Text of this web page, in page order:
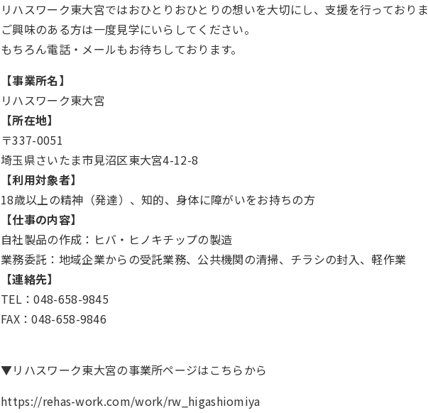
リハスワーク東大宮ではおひとりおひとりの想いを大切にし、支援を行っており
ご興味のある方は一度見学にいらしてください。
もちろん電話・メールもお待ちしております。
【事業所名】
リハスワーク東大宮
【所在地】
〒337-0051
埼玉県さいたま市見沼区東大宮4-12-8
【利用対象者】
18歳以上の精神（発達）、知的、身体に障がいをお持ちの方
【仕事の内容】
自社製品の作成：ヒバ・ヒノキチップの製造
業務委託：地域企業からの受託業務、公共機関の清掃、チラシの封入、軽作業
【連絡先】
TEL：048-658-9845
FAX：048-658-9846
▼リハスワーク東大宮の事業所ページは こちらから
https://rehas-work.com/work/rw_higashiomiya